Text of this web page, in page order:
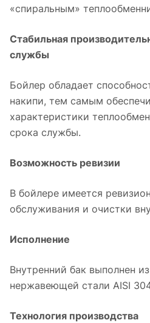
«спиральным»
Стабильная
службы
Бойлер обладает
накипи, тем самым
характеристики
срока службы.
Возможность ревизии
В бойлере имеется
обслуживания и очистки
Исполнение
Внутренний бак выполнен
нержавеющей стали AISI
Технология производства